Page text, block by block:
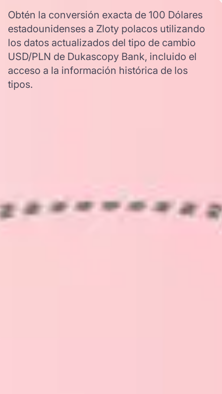
Obtén la conversión exacta de 100 Dólares
estadounidenses a Zloty polacos utilizando
los datos actualizados del tipo de cambio
USD/PLN de Dukascopy Bank, incluido el
acceso a la información histórica de los
tipos.